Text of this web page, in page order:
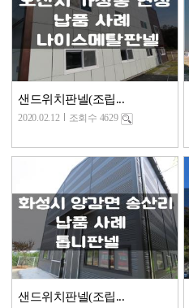
샌드위치판넬(조립...
2020.02.12 조회수 4629
샌드위치판넬(조립...